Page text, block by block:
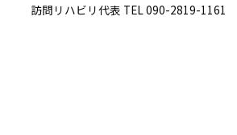
訪問リハビリ代表 TEL 090-2819-1161